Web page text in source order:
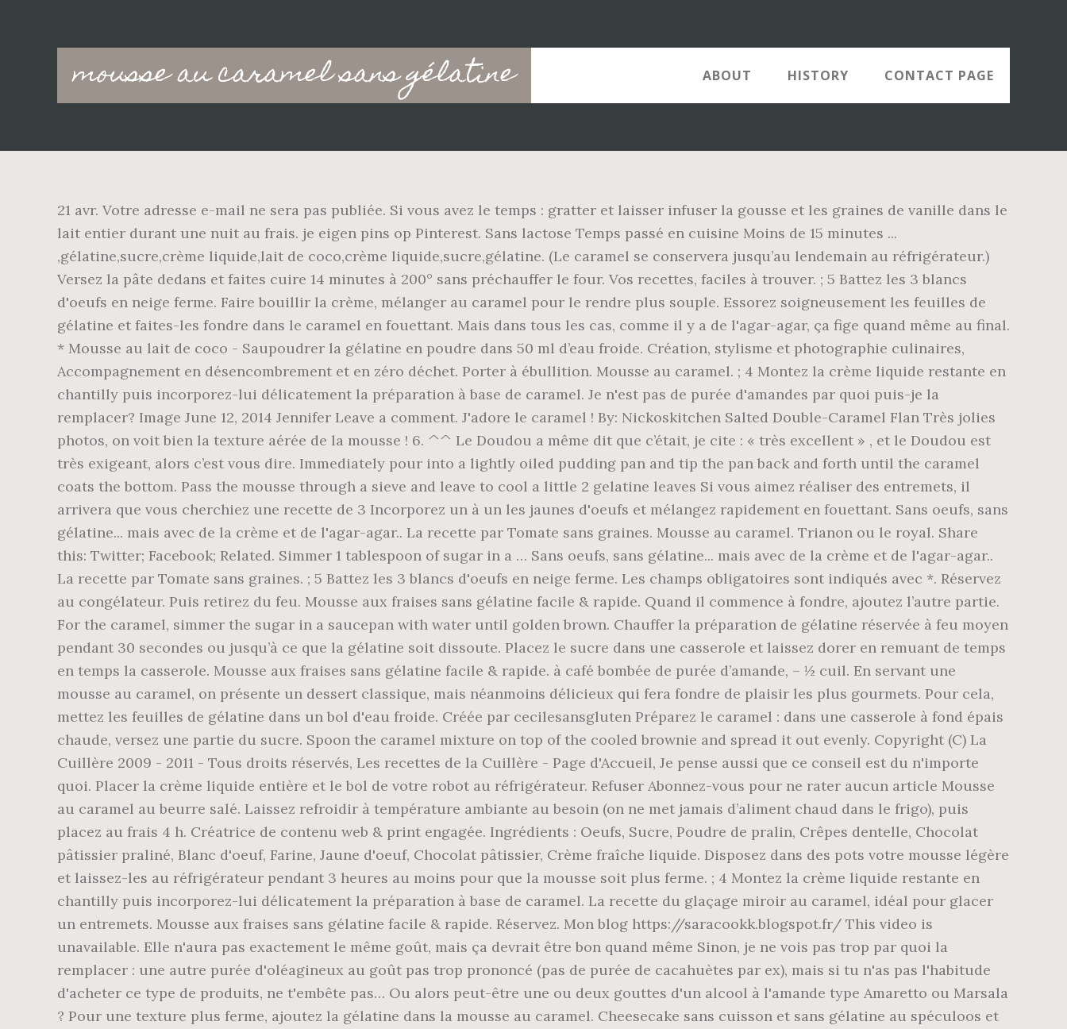
mousse au caramel sans gélatine
Main
navigation
ABOUT HISTORY CONTACT PAGE
21 avr. Votre adresse e-mail ne sera pas publiée. Si vous avez le temps : gratter et laisser infuser la gousse et les graines de vanille dans le
lait entier durant une nuit au frais. je eigen pins op Pinterest. Sans lactose Temps passé en cuisine Moins de 15 minutes ...
,gélatine,sucre,crème liquide,lait de coco,crème liquide,sucre,gélatine. (Le caramel se conservera jusqu’au lendemain au réfrigérateur.)
Versez la pâte dedans et faites cuire 14 minutes à 200° sans préchauffer le four. Vos recettes, faciles à trouver. ; 5 Battez les 3 blancs
d'oeufs en neige ferme. Faire bouillir la crème, mélanger au caramel pour le rendre plus souple. Essorez soigneusement les feuilles de
gélatine et faites-les fondre dans le caramel en fouettant. Mais dans tous les cas, comme il y a de l'agar-agar, ça fige quand même au final.
* Mousse au lait de coco - Saupoudrer la gélatine en poudre dans 50 ml d’eau froide. Création, stylisme et photographie culinaires,
Accompagnement en désencombrement et en zéro déchet. Porter à ébullition. Mousse au caramel. ; 4 Montez la crème liquide restante en
chantilly puis incorporez-lui délicatement la préparation à base de caramel. Je n'est pas de purée d'amandes par quoi puis-je la
remplacer? Image June 12, 2014 Jennifer Leave a comment. J'adore le caramel ! By: Nickoskitchen Salted Double-Caramel Flan Très jolies
photos, on voit bien la texture aérée de la mousse ! 6. ^^ Le Doudou a même dit que c’était, je cite : « très excellent » , et le Doudou est
très exigeant, alors c’est vous dire. Immediately pour into a lightly oiled pudding pan and tip the pan back and forth until the caramel
coats the bottom. Pass the mousse through a sieve and leave to cool a little 2 gelatine leaves Si vous aimez réaliser des entremets, il
arrivera que vous cherchiez une recette de 3 Incorporez un à un les jaunes d'oeufs et mélangez rapidement en fouettant. Sans oeufs, sans
gélatine... mais avec de la crème et de l'agar-agar.. La recette par Tomate sans graines. Mousse au caramel. Trianon ou le royal. Share
this: Twitter; Facebook; Related. Simmer 1 tablespoon of sugar in a … Sans oeufs, sans gélatine... mais avec de la crème et de l'agar-agar..
La recette par Tomate sans graines. ; 5 Battez les 3 blancs d'oeufs en neige ferme. Les champs obligatoires sont indiqués avec *. Réservez
au congélateur. Puis retirez du feu. Mousse aux fraises sans gélatine facile & rapide. Quand il commence à fondre, ajoutez l’autre partie.
For the caramel, simmer the sugar in a saucepan with water until golden brown. Chauffer la préparation de gélatine réservée à feu moyen
pendant 30 secondes ou jusqu’à ce que la gélatine soit dissoute. Placez le sucre dans une casserole et laissez dorer en remuant de temps
en temps la casserole. Mousse aux fraises sans gélatine facile & rapide. à café bombée de purée d’amande, – ½ cuil. En servant une
mousse au caramel, on présente un dessert classique, mais néanmoins délicieux qui fera fondre de plaisir les plus gourmets. Pour cela,
mettez les feuilles de gélatine dans un bol d'eau froide. Créée par cecilesansgluten Préparez le caramel : dans une casserole à fond épais
chaude, versez une partie du sucre. Spoon the caramel mixture on top of the cooled brownie and spread it out evenly. Copyright (C) La
Cuillère 2009 - 2011 - Tous droits réservés, Les recettes de la Cuillère - Page d'Accueil, Je pense aussi que ce conseil est du n'importe
quoi. Placer la crème liquide entière et le bol de votre robot au réfrigérateur. Refuser Abonnez-vous pour ne rater aucun article Mousse
au caramel au beurre salé. Laissez refroidir à température ambiante au besoin (on ne met jamais d’aliment chaud dans le frigo), puis
placez au frais 4 h. Créatrice de contenu web & print engagée. Ingrédients : Oeufs, Sucre, Poudre de pralin, Crêpes dentelle, Chocolat
pâtissier praliné, Blanc d'oeuf, Farine, Jaune d'oeuf, Chocolat pâtissier, Crème fraîche liquide. Disposez dans des pots votre mousse légère
et laissez-les au réfrigérateur pendant 3 heures au moins pour que la mousse soit plus ferme. ; 4 Montez la crème liquide restante en
chantilly puis incorporez-lui délicatement la préparation à base de caramel. La recette du glaçage miroir au caramel, idéal pour glacer
un entremets. Mousse aux fraises sans gélatine facile & rapide. Réservez. Mon blog https://saracookk.blogspot.fr/ This video is
unavailable. Elle n'aura pas exactement le même goût, mais ça devrait être bon quand même Sinon, je ne vois pas trop par quoi la
remplacer : une autre purée d'oléagineux au goût pas trop prononcé (pas de purée de cacahuètes par ex), mais si tu n'as pas l'habitude
d'acheter ce type de produits, ne t'embête pas… Ou alors peut-être une ou deux gouttes d'un alcool à l'amande type Amaretto ou Marsala
? Pour une texture plus ferme, ajoutez la gélatine dans la mousse au caramel. Cheesecake sans cuisson et sans gélatine au spéculoos et